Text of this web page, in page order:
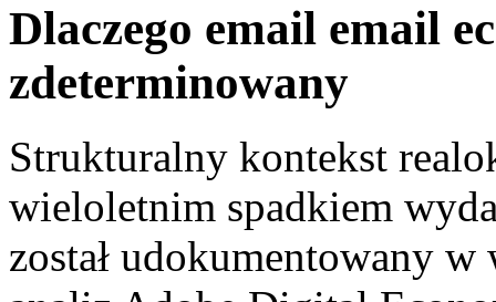
Dlaczego email email
zdeterminowany
Strukturalny kontekst
wieloletnim spadkiem
został udokumentowany